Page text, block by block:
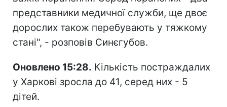
представники медичної служби, ще двоє
дорослих також перебувають у тяжкому
стані", - розповів Синєгубов.
Оновлено 15:28. Кількість постраждалих
у Харкові зросла до 41, серед них - 5
дітей.